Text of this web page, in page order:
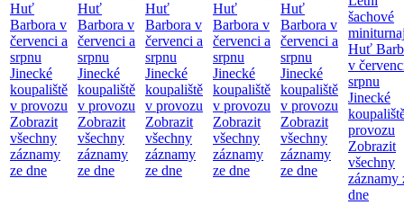
Huť
Barbora v
červenci a
srpnu
Jinecké
koupaliště
v provozu
Zobrazit
všechny
záznamy
ze dne
Huť
Barbora v
červenci a
srpnu
Jinecké
koupaliště
v provozu
Zobrazit
všechny
záznamy
ze dne
Huť
Barbora v
červenci a
srpnu
Jinecké
koupaliště
v provozu
Zobrazit
všechny
záznamy
ze dne
Huť
Barbora v
červenci a
srpnu
Jinecké
koupaliště
v provozu
Zobrazit
všechny
záznamy
ze dne
Huť
Barbora v
červenci a
srpnu
Jinecké
koupaliště
v provozu
Zobrazit
všechny
záznamy
ze dne
šachové
Huť
v
srpnu
Jinecké
provozu
Zobrazit
všechny
záznamy
dne